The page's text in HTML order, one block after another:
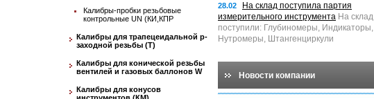
Калибры-пробки резьбовые
контрольные UN (КИ,КПР
Калибры для трапецеидальной p-
заходной резьбы (T)
Калибры для конической резьбы
вентилей и газовых баллонов W
Калибры для конусов
28.02
На склад поступила партия
измерительного инструмента На склад
поступили: Глубиномеры, Индикаторы,
Нутромеры, Штангенциркули
Новости компании